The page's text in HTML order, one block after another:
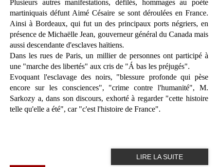
Plusieurs autres manifestations, défilés, hommages au poète
martiniquais défunt Aimé Césaire se sont déroulées en France.
Ainsi à Bordeaux, qui fut un des principaux ports négriers, en
présence de Michaëlle Jean, gouverneur général du Canada mais
aussi descendante d'esclaves haïtiens.
Dans les rues de Paris, un millier de personnes ont participé à
une "marche des libertés" aux cris de "Á bas les préjugés".
Evoquant l'esclavage des noirs, "blessure profonde qui pèse
encore sur les consciences", "crime contre l'humanité", M.
Sarkozy a, dans son discours, exhorté à regarder "cette histoire
telle qu'elle a été", car "c'est l'histoire de France".
LIRE LA SUITE